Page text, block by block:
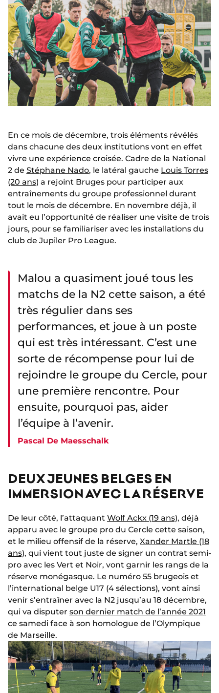
En ce mois de décembre, trois éléments révélés
dans chacune des deux institutions vont en effet
vivre une expérience croisée. Cadre de la National
2 de Stéphane Nado, le latéral gauche Louis Torres
(20 ans) a rejoint Bruges pour participer aux
entraînements du groupe professionnel durant
tout le mois de décembre. En novembre déjà, il
avait eu l’opportunité de réaliser une visite de trois
jours, pour se familiariser avec les installations du
club de Jupiler Pro League.
Malou a quasiment joué tous les
matchs de la N2 cette saison, a été
très régulier dans ses
performances, et joue à un poste
qui est très intéressant. C’est une
sorte de récompense pour lui de
rejoindre le groupe du Cercle, pour
une première rencontre. Pour
ensuite, pourquoi pas, aider
l’équipe à l’avenir.
Pascal De Maesschalk
DEUX JEUNES BELGES EN
IMMERSION AVEC LA RÉSERVE
De leur côté, l’attaquant Wolf Ackx (19 ans), déjà
apparu avec le groupe pro du Cercle cette saison,
et le milieu offensif de la réserve, Xander Martle (18
ans), qui vient tout juste de signer un contrat semi-
pro avec les Vert et Noir, vont garnir les rangs de la
réserve monégasque. Le numéro 55 brugeois et
l’international belge U17 (4 sélections), vont ainsi
venir s’entraîner avec la N2 jusqu’au 18 décembre,
qui va disputer son dernier match de l’année 2021
ce samedi face à son homologue de l’Olympique
de Marseille.